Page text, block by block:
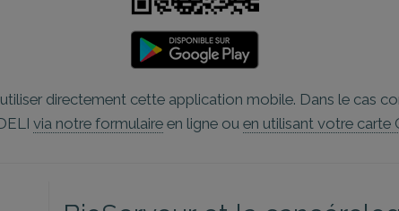
directement cette application mobile. Dans le cas
via notre formulaireen ligne ou en utilisant votre carte